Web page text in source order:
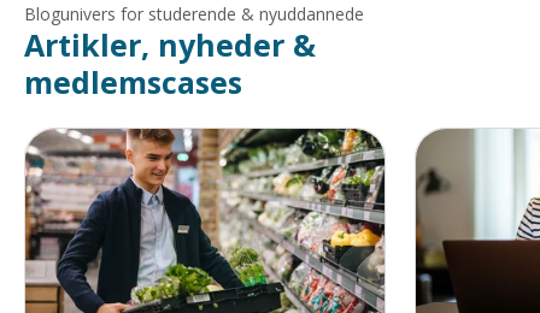
Blogunivers for studerende & nyuddannede
Artikler, nyheder &
medlemscases